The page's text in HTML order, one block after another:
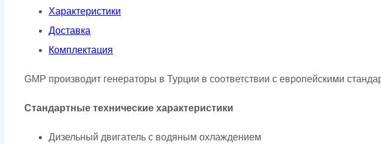
кожухе
Характеристики
Доставка
Комплектация
GMP производит генераторы в Турции в соответствии с европейскими
Стандартные технические характеристики
Дизельный двигатель с водяным охлаждением